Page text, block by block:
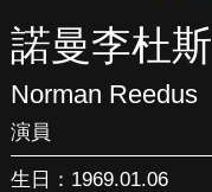
諾曼李杜斯
Norman Reedus
演員
生日：1969.01.06